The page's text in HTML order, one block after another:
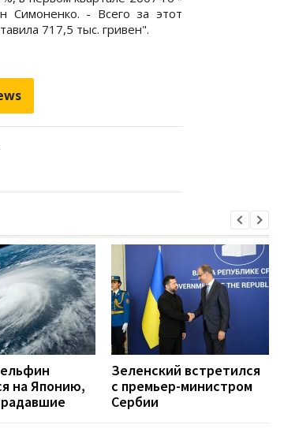
Симоненко. - Всего за этот
717,5 тыс. гривен".
на Японию,
Зеленский встретился
с премьер-министром
Сербии